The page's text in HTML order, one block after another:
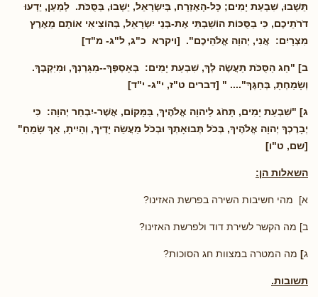
תֵּשְׁבוּ, שִׁבְעַת יָמִים; כָּל-הָאֶזְרָח, בְּיִשְׂרָאֵל, יֵשְׁבוּ, בַּסֻּכֹּת. לְמַעַן, יֵדְעוּ
דֹרֹתֵיכֶם, כִּי בַסֻּכּוֹת הוֹשַׁבְתִּי אֶת-בְּנֵי יִשְׂרָאֵל, בְּהוֹצִיאִי אוֹתָם מֵאֶרֶץ
מִצְרָיִם: אֲנִי, יְהוָה אֱלֹהֵיכֶם". [ויקרא כ"ג, ל"ג- מ"ד]
ב] "חַג הַסֻּכֹּת תַּעֲשֶׂה לְךָ, שִׁבְעַת יָמִים: בְּאָסְפְּךָ--מִגָּרְנְךָ, וּמִיִּקְבֶךָ.
וְשָׂמַחְתָּ, בְּחַגֶּךָ".... " [דברים ט"ז, י"ג- י"ד]
ג] "שִׁבְעַת יָמִים, תָּחֹג לַיהוָה אֱלֹהֶיךָ, בַּמָּקוֹם, אֲשֶׁר-יִבְחַר יְהוָה: כִּי
יְבָרֶכְךָ יְהוָה אֱלֹהֶיךָ, בְּכֹל תְּבוּאָתְךָ וּבְכֹל מַעֲשֵׂה יָדֶיךָ, וְהָיִיתָ, אַךְ שָׂמֵחַ"
[שם, ט"ו]
השאלות הן:
א] מהי חשיבות השירה בפרשת האזינו?
ב] מה הקשר לשירת דוד ולפרשת האזינו?
ג] מה המטרה במצוות חג הסוכות?
תשובות.